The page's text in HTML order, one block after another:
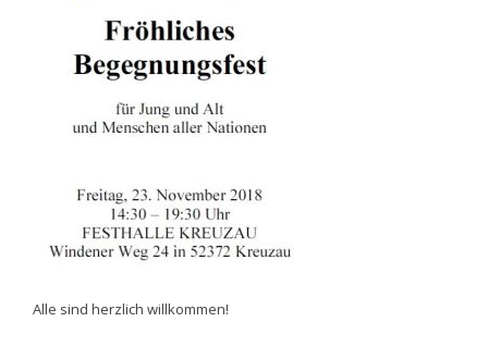
Alle sind herzlich willkommen!